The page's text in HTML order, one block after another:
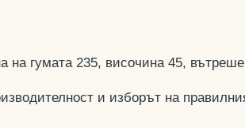
на гумата 235, височина 45,
и изборът на